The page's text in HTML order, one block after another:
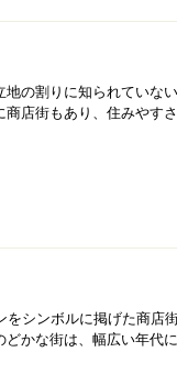
の割りに知られていな
店街もあり、住みやす
シンボルに掲げた商店
かな街は、幅広い年代